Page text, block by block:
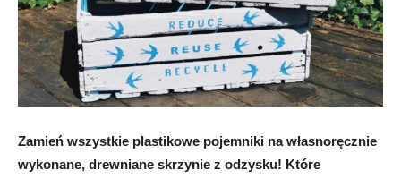
Zamień wszystkie plastikowe pojemniki na własnoręcznie
wykonane, drewniane skrzynie z odzysku! Które